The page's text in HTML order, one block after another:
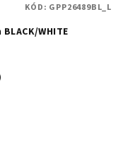
WHITE
KÓD: GPP26489BL_L